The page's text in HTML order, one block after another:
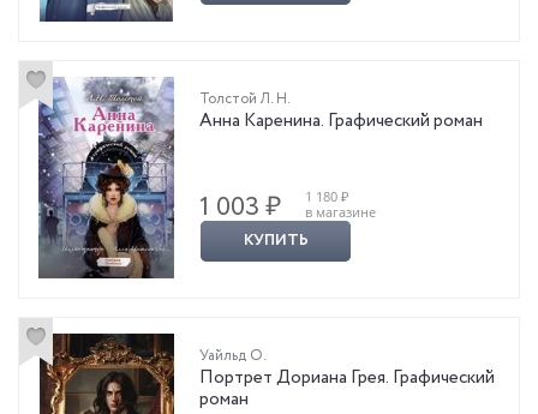
Толстой Л. Н.
Анна Каренина. Графический роман
1 003 ₽
1 180 ₽
в магазине
КУПИТЬ
Уайльд О.
Портрет Дориана Грея. Графический
роман